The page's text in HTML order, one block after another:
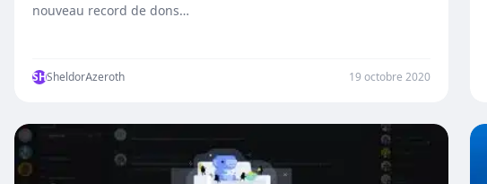
nouveau record de dons…
SHSheldorAzeroth 19 octobre 2020